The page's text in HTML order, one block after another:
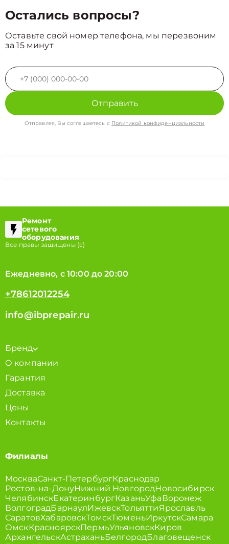
Остались вопросы?
Оставьте свой номер телефона, мы перезвоним
за 15 минут
Отправить
Отправляя, Вы соглашаетесь с Политикой конфиденциальности
Ремонт
сетевого
оборудования
Все правы защищены (с)
Ежедневно, с 10:00 до 20:00
+78612012254
info@ibprepair.ru
Бренд
О компании
Гарантия
Доставка
Цены
Контакты
Филиалы
МоскваСанкт-ПетербургКраснодар
Ростов-на-ДонуНижний НовгородНовосибирск
ЧелябинскЕкатеринбургКазаньУфаВоронеж
ВолгоградБарнаулИжевскТольяттиЯрославль
СаратовХабаровскТомскТюменьИркутскСамара
ОмскКрасноярскПермьУльяновскКиров
АрхангельскАстраханьБелгородБлаговещенск